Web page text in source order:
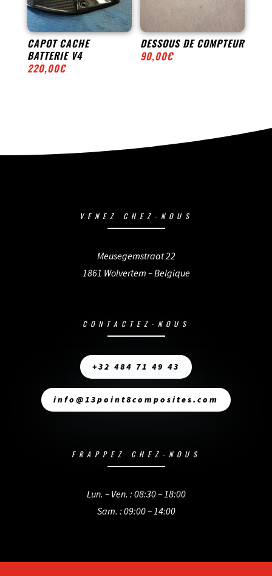
CAPOT CACHE
BATTERIE V4
220,00€
DESSOUS DE COMPTEUR
90,00€
VENEZ CHEZ-NOUS
Meusegemstraat 22
1861 Wolvertem – Belgique
CONTACTEZ-NOUS
+32 484 71 49 43
info@13point8composites.com
FRAPPEZ CHEZ-NOUS
Lun. – Ven. : 08:30 – 18:00
Sam. : 09:00 – 14:00